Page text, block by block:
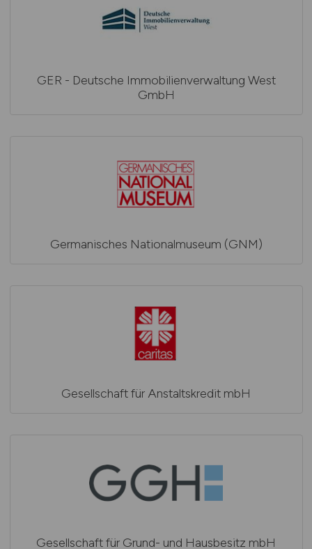
GER - Deutsche Immobilienverwaltung West
GmbH
Germanisches Nationalmuseum (GNM)
Gesellschaft für Anstaltskredit mbH
Gesellschaft für Grund- und Hausbesitz mbH